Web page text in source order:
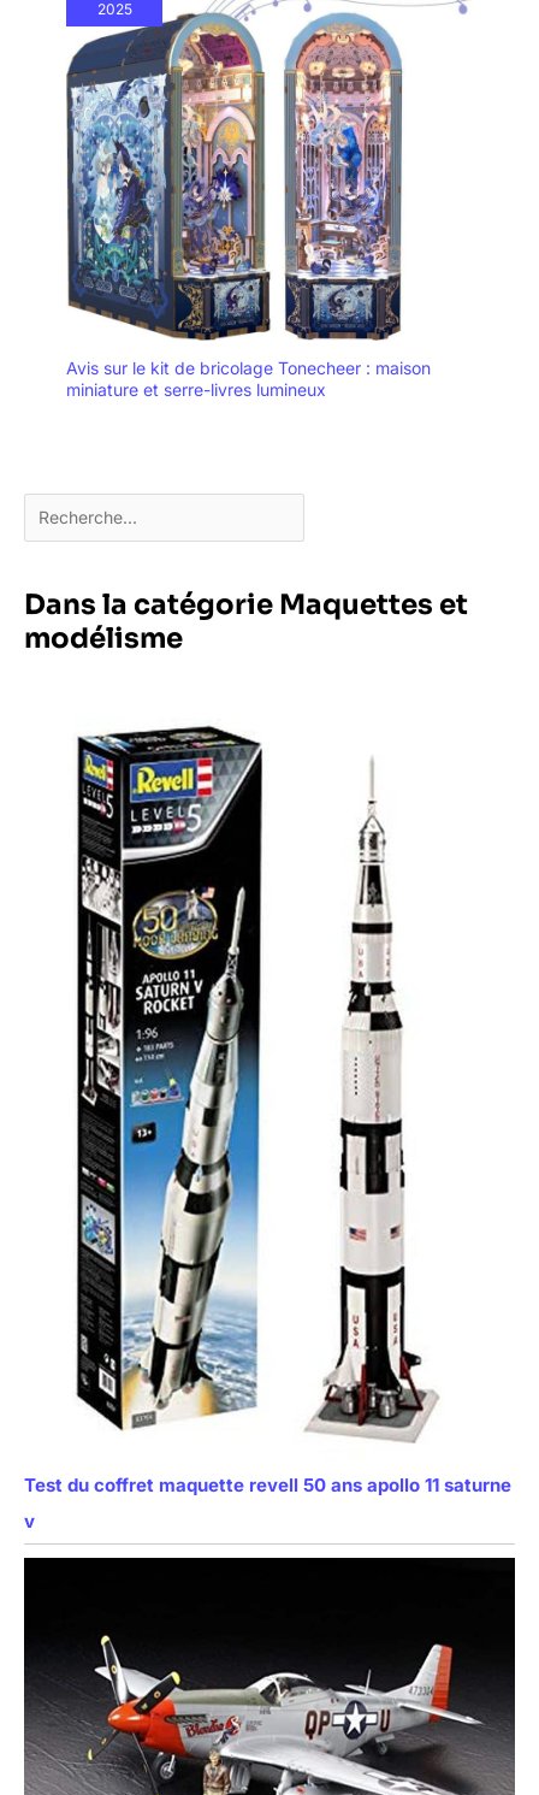
2025
Avis sur le kit de bricolage Tonecheer : maison
miniature et serre-livres lumineux
Dans la catégorie Maquettes et
modélisme
Test du coffret maquette revell 50 ans apollo 11 saturne
v